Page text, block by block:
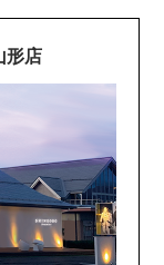
送りくださ
で最大
のURLをEメ
します。必要
店